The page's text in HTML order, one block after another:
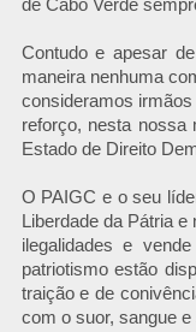
de Cabo Verde
Contudo e apesar
maneira nenhuma
consideramos
reforço, nesta nossa
Estado de Direito
O PAIGC e o seu
Liberdade da Pátria
ilegalidades e
patriotismo estão
traição e de
com o suor, sangue